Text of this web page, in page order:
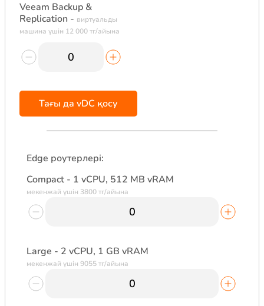
Veeam Backup &
Replication - виртуальды
машина үшін 12 000 тг/айына
Тағы да vDC қосу
Edge роутерлері:
Compact - 1 vCPU, 512 MB vRAM
мекенжай үшін 3800 тг/айына
Large - 2 vCPU, 1 GB vRAM
мекенжай үшін 9055 тг/айына